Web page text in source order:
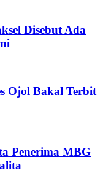
Disebut Ada
Ojol Bakal Terbit
Penerima MBG